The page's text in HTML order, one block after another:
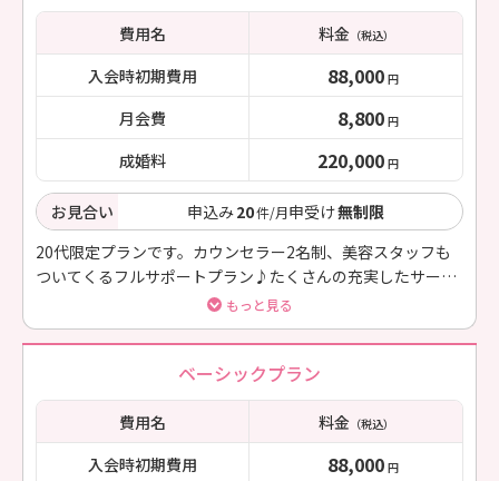
費用名 料金（税込）
入会時初期費用 88,000 円
月会費 8,800 円
成婚料 220,000 円
お見合い 申込み20件/月申受け無制限
20代限定プランです。カウンセラー2名制、美容スタッフも
ついてくるフルサポートプラン♪たくさんの充実したサービ
もっと見る
ベーシックプラン
費用名 料金（税込）
入会時初期費用 88,000 円